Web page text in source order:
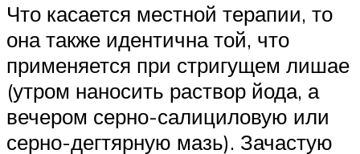
Что касается местной терапии, то
она также идентична той, что
применяется при стригущем лишае
(утром наносить раствор йода, а
вечером серно-салициловую или
серно-дегтярную мазь). Зачастую